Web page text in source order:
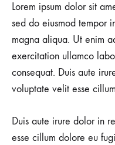
Lorem ipsum dolor sit
sed do eiusmod tempor
magna aliqua. Ut enim
exercitation ullamco
consequat. Duis aute
voluptate velit esse
Duis aute irure dolor in
esse cillum dolore eu